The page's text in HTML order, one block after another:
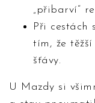
„přibarví“
Při cestách
tím, že
šťávy.
U Mazdy si